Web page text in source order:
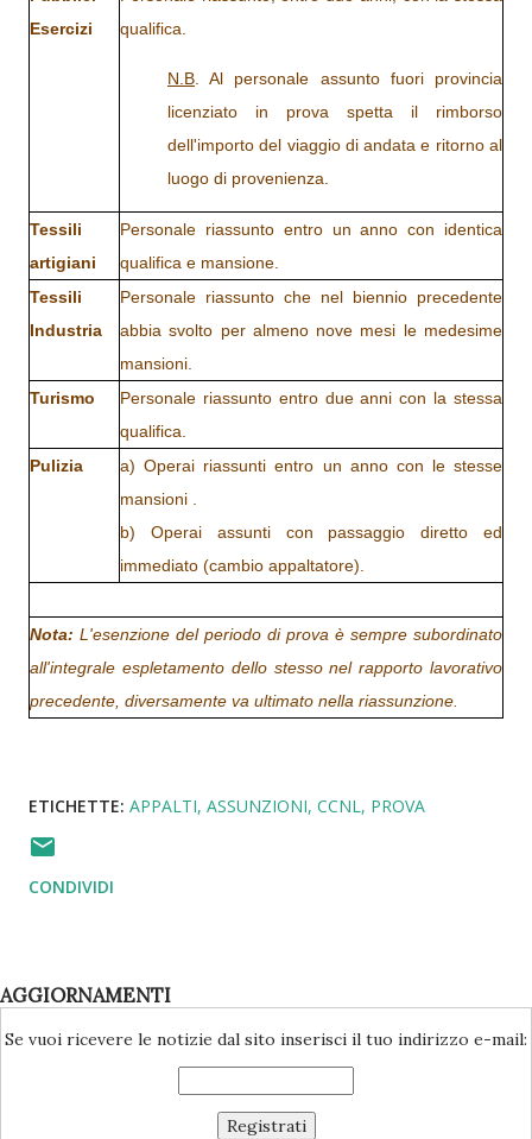
Esercizi
qualifica.
N.B . Al personale assunto fuori provincia
licenziato in prova spetta il rimborso
dell'importo del viaggio di andata e ritorno al
luogo di provenienza.
Tessili
artigiani
Personale riassunto entro un anno con identica
qualifica e mansione.
Tessili
Industria
Personale riassunto che nel biennio precedente
abbia svolto per almeno nove mesi le medesime
mansioni.
Turismo
Personale riassunto entro due anni con la stessa
qualifica.
Pulizia
a) Operai riassunti entro un anno con le stesse
mansioni .
b) Operai assunti con passaggio diretto ed
immediato (cambio appaltatore).
Nota: L'esenzione del periodo di prova è sempre subordinato
all'integrale espletamento dello stesso nel rapporto lavorativo
precedente, diversamente va ultimato nella riassunzione.
ETICHETTE: APPALTI ASSUNZIONI CCNL PROVA
CONDIVIDI
AGGIORNAMENTI
Se vuoi ricevere le notizie dal sito inserisci il tuo indirizzo e-mail: